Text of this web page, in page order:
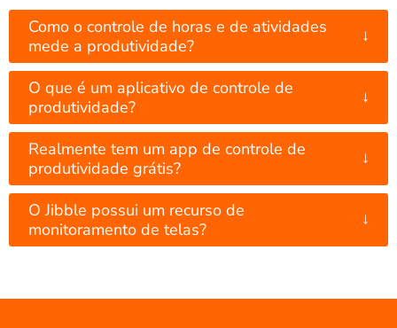
Como o controle de horas e de atividades
mede a produtividade?
↓
O que é um aplicativo de controle de
produtividade?
↓
Realmente tem um app de controle de
produtividade grátis?
↓
O Jibble possui um recurso de
monitoramento de telas?
↓